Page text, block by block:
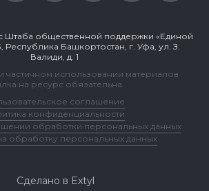
Штаба общественной поддержки «Единой
Республика Башкортостан, г. Уфа, ул. З.
Валиди, д. 1
использовании материалов
на ресурс обязательна.
соглашение
конфиденциальности
обработки персональных данных
обработку персональных данных
Сделано в Extyl